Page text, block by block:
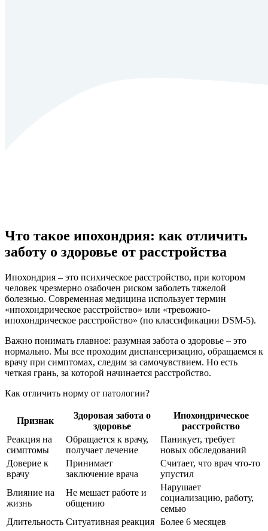
Что такое ипохондрия: как отличить
заботу о здоровье от расстройства
Ипохондрия – это психическое расстройство, при котором
человек чрезмерно озабочен риском заболеть тяжелой
болезнью. Современная медицина использует термин
«ипохондрическое расстройство» или «тревожно-
ипохондрическое расстройство» (по классификации DSM-5).
Важно понимать главное: разумная забота о здоровье – это
нормально. Мы все проходим диспансеризацию, обращаемся к
врачу при симптомах, следим за самочувствием. Но есть
четкая грань, за которой начинается расстройство.
Как отличить норму от патологии?
Признак
Здоровая забота о
здоровье
Ипохондрическое
расстройство
Реакция на
симптомы
Обращается к врачу,
получает лечение
Паникует, требует
новых обследований
Доверие к
врачу
Принимает
заключение врача
Считает, что врач что-то
упустил
Влияние на
жизнь
Не мешает работе и
общению
Нарушает
социализацию, работу,
семью
Длительность Ситуативная реакция Более 6 месяцев